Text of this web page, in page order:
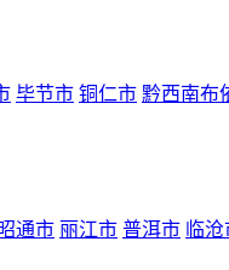
毕节市 铜仁市 黔西南布
昭通市 丽江市 普洱市 临